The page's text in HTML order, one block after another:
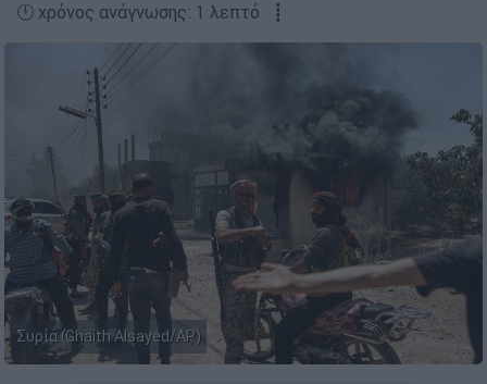
🕛 χρόνος ανάγνωσης: 1 λεπτό ┋
Συρία (Ghaith Alsayed/AP)